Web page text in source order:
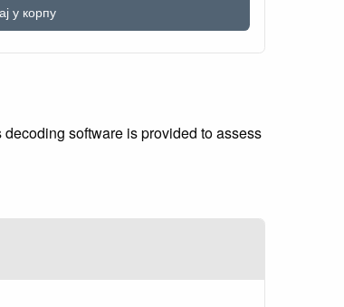
у корпу
software is provided to assess